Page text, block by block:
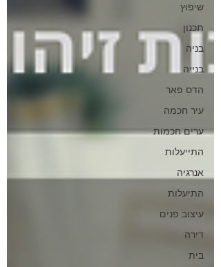
שיפוץ
תכנון
בניה
בנייה
הדס פאר
עיר חכמה
ערים חכמות
התייעלות
אנרגיה
התיעלות
עיצוב פנים
דירה
בית